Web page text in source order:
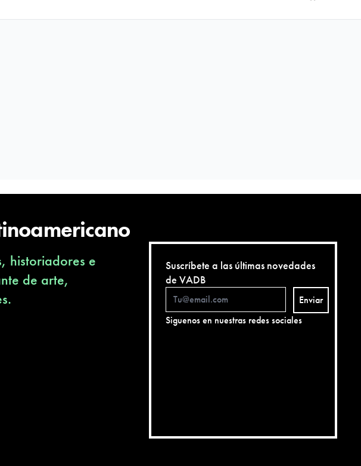
historiadores e
de arte,
Suscríbete a las últimas novedades
de VADB
Enviar
Siguenos en nuestras redes sociales